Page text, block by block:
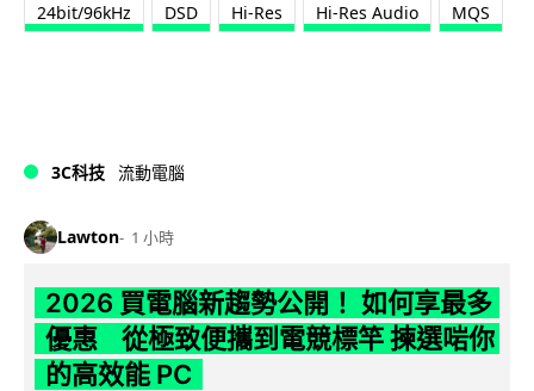
24bit/96kHz DSD Hi-Res Hi-Res Audio MQS
3C科技 流動電腦
Lawton 1 小時
2026 買電腦新趨勢公開！ 如何享最多
優惠 從極致便攜到電競標竿 揀選啱你
的高效能 PC